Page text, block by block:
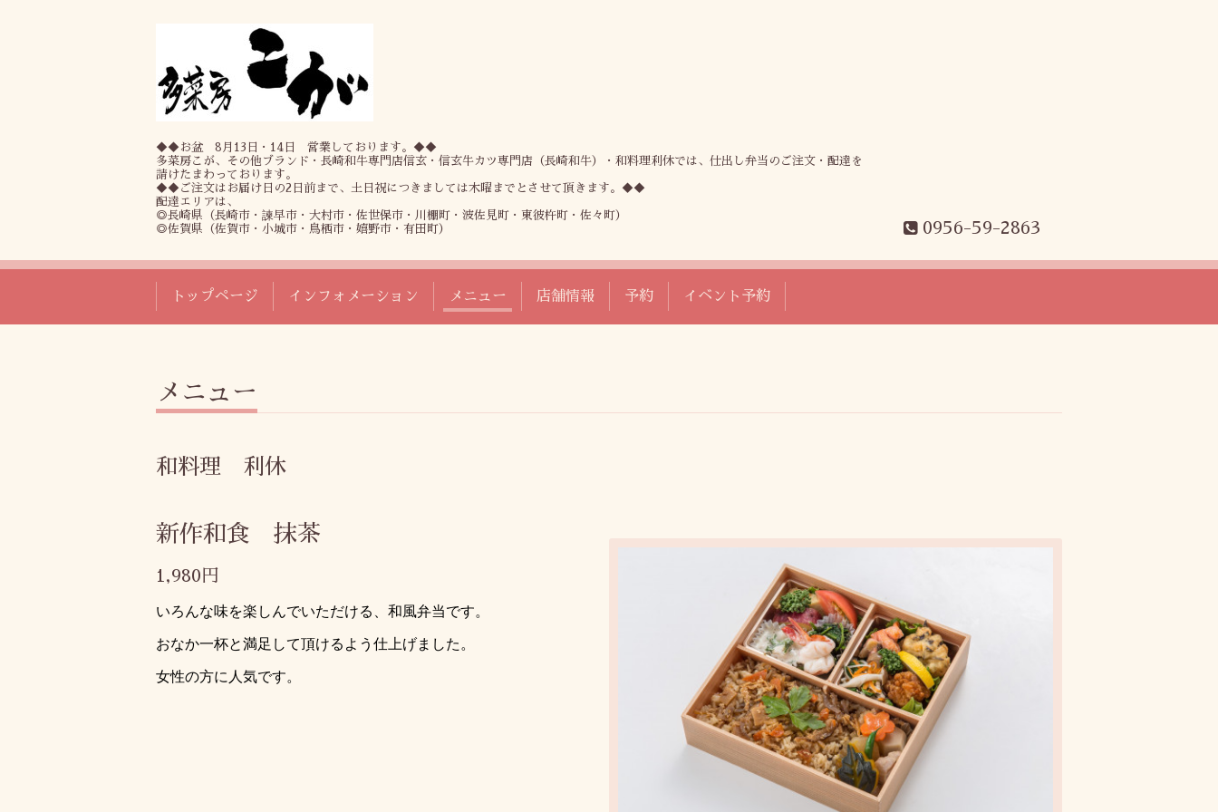
◆◆お盆 8月13日・14日 営業しております。◆◆
多菜房こが、その他ブランド・長崎和牛専門店信玄・信玄牛カツ専門店（長崎和牛）・和料理利休では、仕出し弁当のご注文・配達を
請けたまわっております。
◆◆ご注文はお届け日の2日前まで、土日祝につきましては木曜までとさせて頂きます。◆◆
配達エリアは、
◎長崎県（長崎市・諫早市・大村市・佐世保市・川棚町・波佐見町・東彼杵町・佐々町）
◎佐賀県（佐賀市・小城市・鳥栖市・嬉野市・有田町）
0956-59-2863
トップページ インフォメーション メニュー 店舗情報 予約 イベント予約
メニュー
和料理 利休
新作和食 抹茶
1,980円
いろんな味を楽しんでいただける、和風弁当です。
おなか一杯と満足して頂けるよう 仕上げました。
女性の方に人気です。